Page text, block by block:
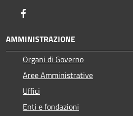
AMMINISTRAZIONE
Organi di Governo
Aree Amministrative
Uffici
Enti e fondazioni